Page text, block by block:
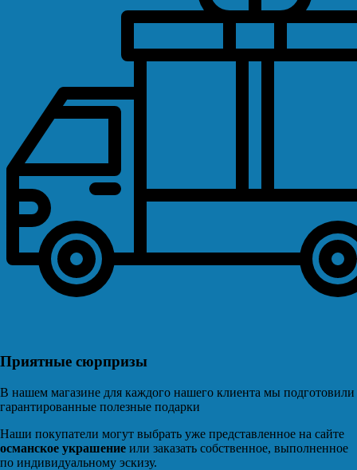
Приятные сюрпризы
В нашем магазине для каждого нашего клиента мы подготовили
гарантированные полезные подарки
Наши покупатели могут выбрать уже представленное на сайте
османское украшение или заказать собственное, выполненное
по индивидуальному эскизу.